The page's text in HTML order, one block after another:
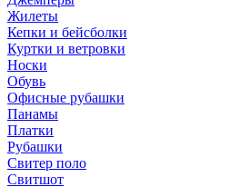
Жилеты
Кепки и бейсболки
Куртки и ветровки
Носки
Обувь
Офисные рубашки
Панамы
Платки
Рубашки
Свитер поло
Свитшот